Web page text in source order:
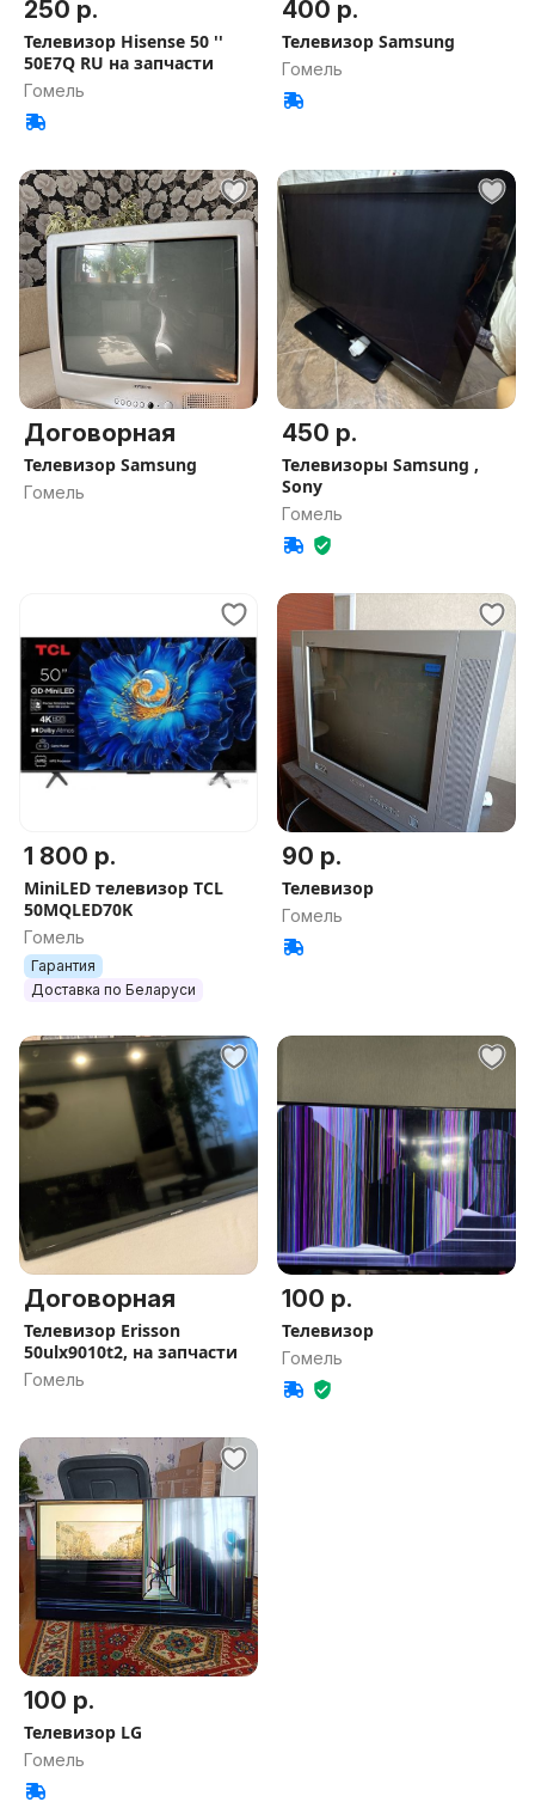
250 р.
Телевизор Hisense 50 ''
50E7Q RU на запчасти
Гомель
400 р.
Телевизор Samsung
Гомель
Договорная
Телевизор Samsung
Гомель
450 р.
Телевизоры Samsung ,
Sony
Гомель
1 800 р.
MiniLED телевизор TCL
50MQLED70K
Гомель
Гарантия
Доставка по Беларуси
90 р.
Телевизор
Гомель
Договорная
Телевизор Erisson
50ulx9010t2, на запчасти
Гомель
100 р.
Телевизор
Гомель
100 р.
Телевизор LG
Гомель